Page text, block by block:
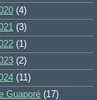
(4)
(3)
(1)
(2)
(11)
Guaporé (17)